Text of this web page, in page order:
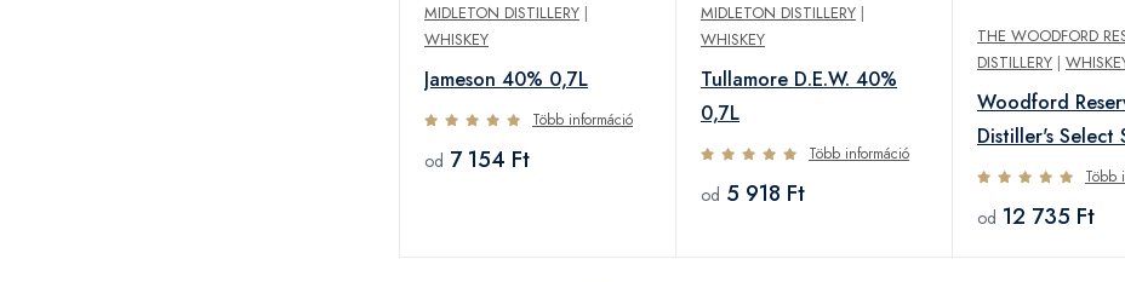
MIDLETON DISTILLERY |
WHISKEY
Jameson 40% 0,7L
Több információ
od 7 154 Ft
MIDLETON DISTILLERY |
WHISKEY
Tullamore D.E.W. 40%
0,7L
Több információ
od 5 918 Ft
THE WOODFORD
DISTILLERY |
Woodford
Distiller's Select
Bourbon 43,2%
Több
od 12 735 Ft